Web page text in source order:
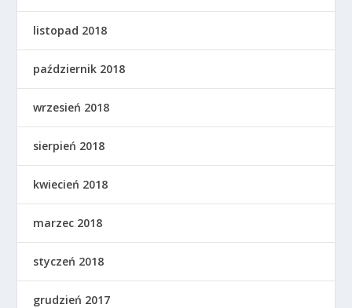
listopad 2018
październik 2018
wrzesień 2018
sierpień 2018
kwiecień 2018
marzec 2018
styczeń 2018
grudzień 2017